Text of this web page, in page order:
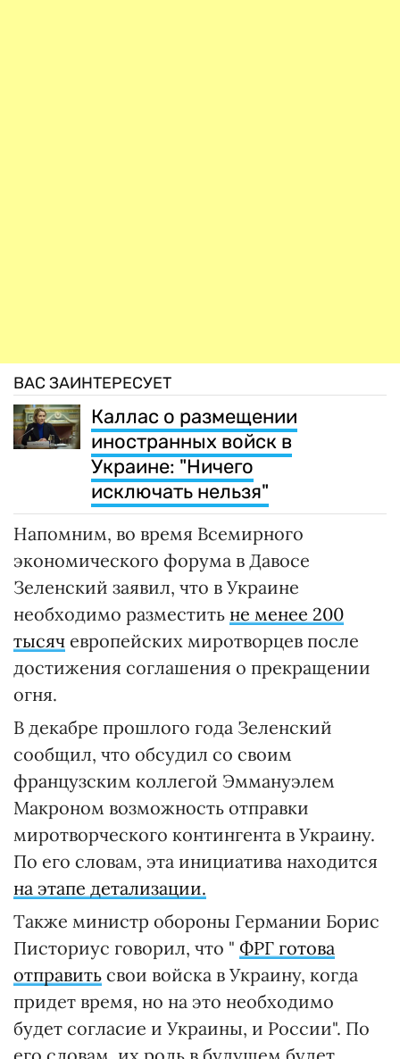
ВАС ЗАИНТЕРЕСУЕТ
Каллас о размещении
иностранных войск в
Украине: "Ничего
исключать нельзя"
Напомним, во время Всемирного
экономического форума в Давосе
Зеленский заявил, что в Украине
необходимо разместить не менее 200
тысяч европейских миротворцев после
достижения соглашения о прекращении
огня.
В декабре прошлого года Зеленский
сообщил, что обсудил со своим
французским коллегой Эммануэлем
Макроном возможность отправки
миротворческого контингента в Украину.
По его словам, эта инициатива находится
на этапе детализации.
Также министр обороны Германии Борис
Писториус говорил, что " ФРГ готова
отправить свои войска в Украину, когда
придет время, но на это необходимо
будет согласие и Украины, и России". По